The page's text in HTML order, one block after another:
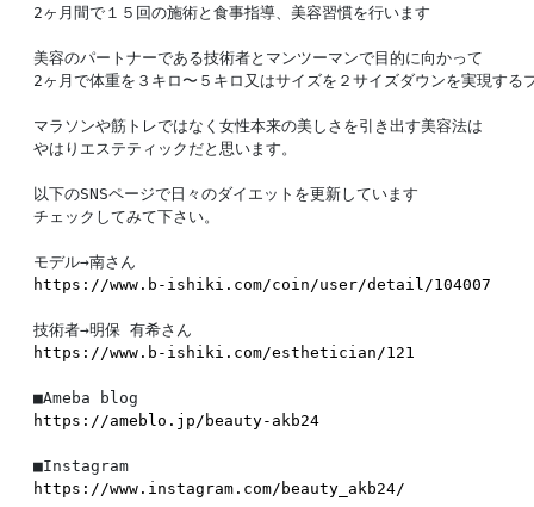
2ヶ月間で１５回の施術と食事指導、美容習慣を行います
美容のパートナーである技術者とマンツーマンで目的に向かって
2ヶ月で体重を３キロ〜５キロ又はサイズを２サイズダウンを実現する
マラソンや筋トレではなく女性本来の美しさを引き出す美容法は
やはりエステティックだと思います。
以下のSNSページで日々のダイエットを更新しています
チェックしてみて下さい。
https://www.b-ishiki.com/coin/user/detail/104007
https://www.b-ishiki.com/esthetician/121
https://ameblo.jp/beauty-akb24
https://www.instagram.com/beauty_akb24/